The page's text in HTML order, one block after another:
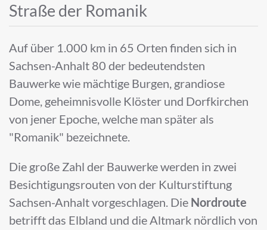
Straße der Romanik
Auf über 1.000 km in 65 Orten finden sich in
Sachsen-Anhalt 80 der bedeutendsten
Bauwerke wie mächtige Burgen, grandiose
Dome, geheimnisvolle Klöster und Dorfkirchen
von jener Epoche, welche man später als
"Romanik" bezeichnete.
Die große Zahl der Bauwerke werden in zwei
Besichtigungsrouten von der Kulturstiftung
Sachsen-Anhalt vorgeschlagen. Die Nordroute
betrifft das Elbland und die Altmark nördlich von